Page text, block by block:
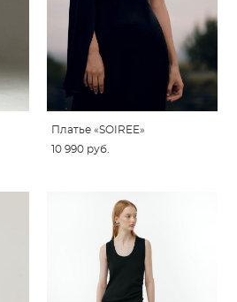
Платье «SOIREE»
10 990 pуб.